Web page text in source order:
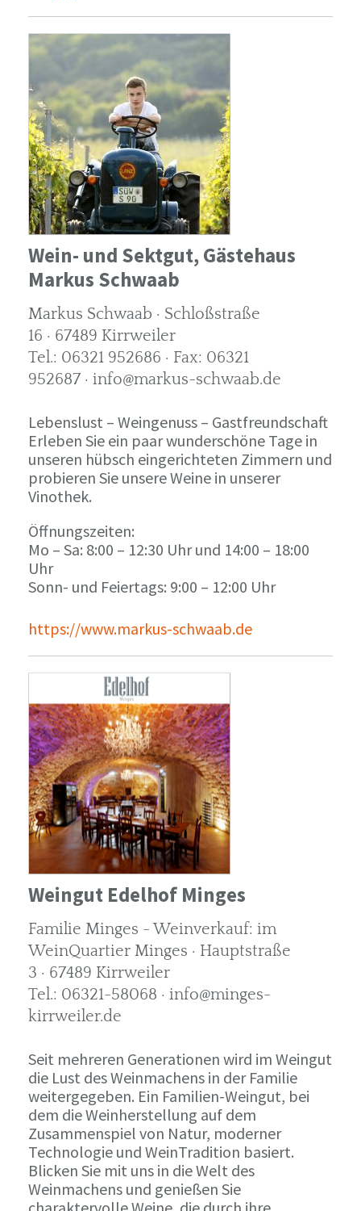
Wein- und Sektgut, Gästehaus
Markus Schwaab
Markus Schwaab · Schloßstraße
16 · 67489 Kirrweiler
Tel.: 06321 952686 · Fax: 06321
952687 · info@markus-schwaab.de
Lebenslust – Weingenuss – Gastfreundschaft
Erleben Sie ein paar wunderschöne Tage in
unseren hübsch eingerichteten Zimmern und
probieren Sie unsere Weine in unserer
Vinothek.
Öffnungszeiten:
Mo – Sa: 8:00 – 12:30 Uhr und 14:00 – 18:00
Uhr
Sonn- und Feiertags: 9:00 – 12:00 Uhr
https://www.markus-schwaab.de
Weingut Edelhof Minges
Familie Minges - Weinverkauf: im
WeinQuartier Minges · Hauptstraße
3 · 67489 Kirrweiler
Tel.: 06321-58068 · info@minges-
kirrweiler.de
Seit mehreren Generationen wird im Weingut
die Lust des Weinmachens in der Familie
weitergegeben. Ein Familien-Weingut, bei
dem die Weinherstellung auf dem
Zusammenspiel von Natur, moderner
Technologie und WeinTradition basiert.
Blicken Sie mit uns in die Welt des
Weinmachens und genießen Sie